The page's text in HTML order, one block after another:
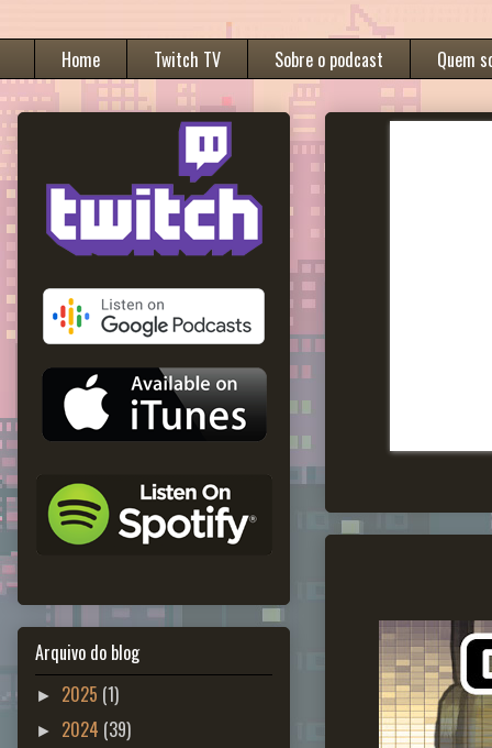
Home Twitch TV Sobre o podcast Quem
Arquivo do blog
► 2025 (1)
► 2024 (39)